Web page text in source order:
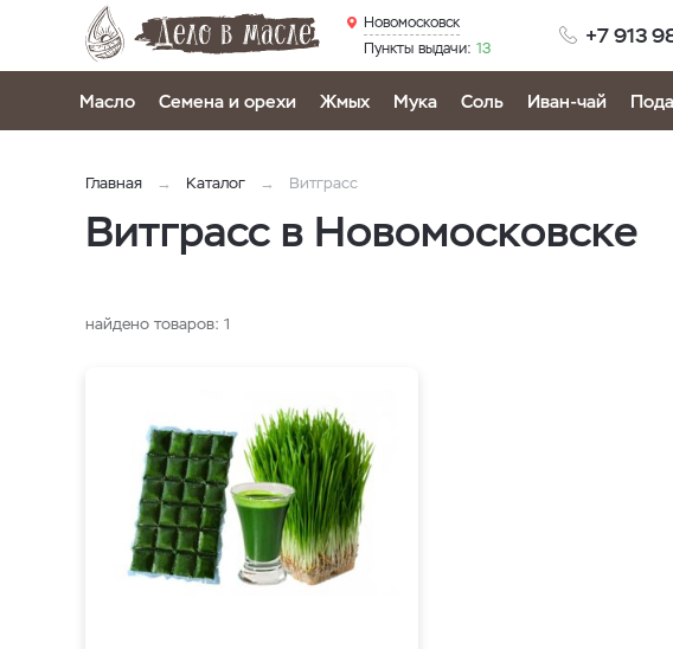
+7 913
Новомосковск
Пункты выдачи: 13
Масло Семена и орехи Жмых Мука Соль Иван-чай
Главная Каталог Витграсс
Витграсс в Новомосковске
найдено товаров: 1